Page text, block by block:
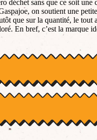
déchet sans que ce soit une
on soutient une
que sur la quantité, le tout
En bref, c’est la marque
soin de la planète sans se